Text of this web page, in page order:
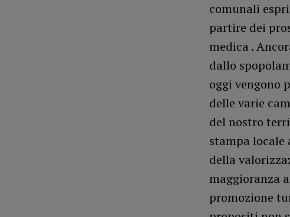
comunali
partire dei
medica .
dallo
oggi vengono
delle varie
del nostro
stampa
della
maggioranza
promozione